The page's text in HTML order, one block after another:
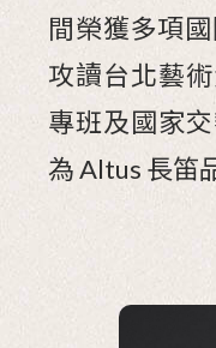
間榮獲多項
攻讀台北藝
專班及國家
為 Altus 長笛